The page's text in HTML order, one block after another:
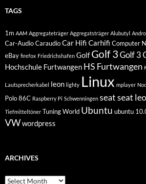
TAGS
1m AAM Aggregateträger Aggregatsträger Alubutyl
Car-AudioCaraudioCar Hifi Carhifi Computer
eBay firefox Friedrichshafen Golf Golf 3Golf 3
Hochschule Furtwangen HS Furtwangen
Lautsprecherkabel leon lighty Linux mplayer
Polo 86C Raspberry Pi Schwenningen seatseat
Tiefmitteltöner Tuning World Ubuntu ubuntu
VWwordpress
ARCHIVES
Archives